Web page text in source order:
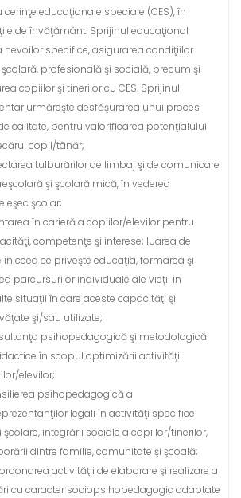
educaţionale speciale (CES), în
de învăţământ. Sprijinul educaţional
nevoilor specifice, asigurarea condiţiilor
profesională şi socială, precum şi
copiilor şi tinerilor cu CES. Sprijinul
urmăreşte desfăşurarea unui proces
calitate, pentru valorificarea potenţialului
copil/tânăr;
tulburărilor de limbaj şi de comunicare
şi şcolară mică, în vederea
eşec şcolar;
în carieră a copiilor/elevilor pentru
competenţe şi interese; luarea de
ceea ce priveşte educaţia, formarea şi
parcursurilor individuale ale vieţii în
situaţii în care aceste capacităţi şi
şi/sau utilizate;
psihopedagogică şi metodologică
în scopul optimizării activităţii
elevilor;
psihopedagogică a
legali în activităţi specifice
integrării sociale a copiilor/tinerilor,
dintre familie, comunitate şi şcoală;
activităţii de elaborare şi realizare a
cu caracter sociopsihopedagogic adaptate